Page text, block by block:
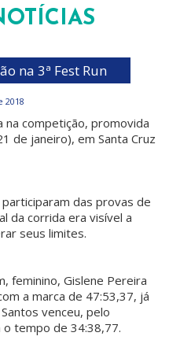
na 3ª Fest Run
2018
competição, promovida
de janeiro), em Santa Cruz
das provas de
da corrida era visível a
seus limites.
feminino, Gislene Pereira
a marca de 47:53,37, já
venceu, pelo
o tempo de 34:38,77.